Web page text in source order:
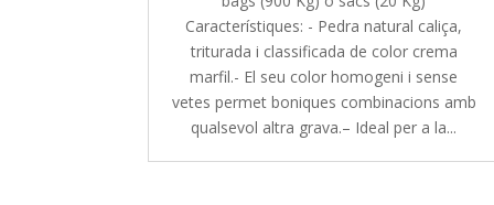
Característiques: - Pedra natural caliça,
triturada i classificada de color crema
marfil.- El seu color homogeni i sense
vetes permet boniques combinacions amb
qualsevol altra grava.– Ideal per a la...